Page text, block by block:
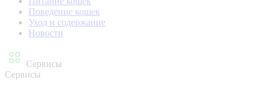
Поведение кошек
Уход и содержание
Новости
Сервисы
Сервисы